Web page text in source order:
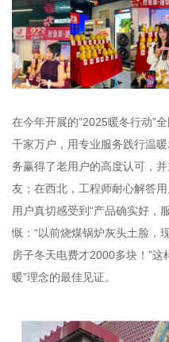
在今年开展的“2025暖冬行动”
千家万户，用专业服务践行温
务赢得了老用户的高度认可，
友；在西北，工程师耐心解答
用户真切感受到“产品确实好，
慨：“以前烧煤锅炉灰头土脸，
房子冬天电费才2000多块！”
暖”理念的最佳见证。